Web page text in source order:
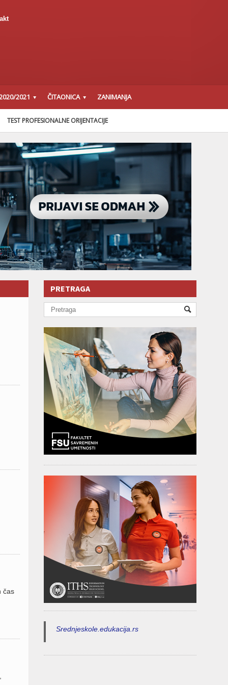
2021 ČITAONICA ZANIMANJA
TEST PROFESIONALNE ORIJENTACIJE
čas
PRETRAGA
Srednjeskole.edukacija.rs